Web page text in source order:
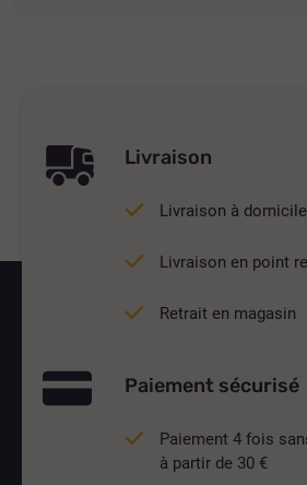
Livraison
Livraison à domicile
Livraison en point
Retrait en magasin
Paiement sécurisé
Paiement 4 fois
à partir de 30 €